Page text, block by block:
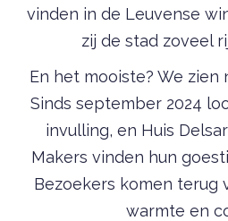
vinden in de Leuvense
zij de stad zoveel
En het mooiste? We zien
Sinds september 2024
invulling, en Huis
Makers vinden hun
Bezoekers komen terug
warmte en